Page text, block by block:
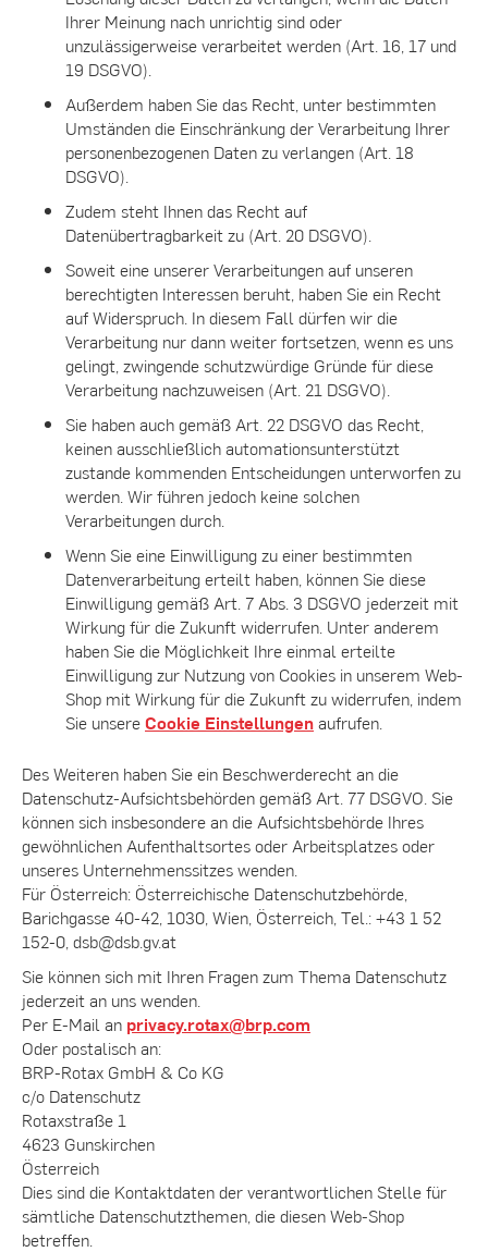
Ihrer Meinung nach unrichtig sind oder
unzulässigerweise verarbeitet werden (Art. 16, 17 und
19 DSGVO).
Außerdem haben Sie das Recht, unter bestimmten
Umständen die Einschränkung der Verarbeitung Ihrer
personenbezogenen Daten zu verlangen (Art. 18
DSGVO).
Zudem steht Ihnen das Recht auf
Datenübertragbarkeit zu (Art. 20 DSGVO).
Soweit eine unserer Verarbeitungen auf unseren
berechtigten Interessen beruht, haben Sie ein Recht
auf Widerspruch. In diesem Fall dürfen wir die
Verarbeitung nur dann weiter fortsetzen, wenn es uns
gelingt, zwingende schutzwürdige Gründe für diese
Verarbeitung nachzuweisen (Art. 21 DSGVO).
Sie haben auch gemäß Art. 22 DSGVO das Recht,
keinen ausschließlich automationsunterstützt
zustande kommenden Entscheidungen unterworfen zu
werden. Wir führen jedoch keine solchen
Verarbeitungen durch.
Wenn Sie eine Einwilligung zu einer bestimmten
Datenverarbeitung erteilt haben, können Sie diese
Einwilligung gemäß Art. 7 Abs. 3 DSGVO jederzeit mit
Wirkung für die Zukunft widerrufen. Unter anderem
haben Sie die Möglichkeit Ihre einmal erteilte
Einwilligung zur Nutzung von Cookies in unserem Web-
Shop mit Wirkung für die Zukunft zu widerrufen, indem
Sie unsereCookie Einstellungenaufrufen.
Des Weiteren haben Sie ein Beschwerderecht an die
Datenschutz-Aufsichtsbehörden gemäß Art. 77 DSGVO. Sie
können sich insbesondere an die Aufsichtsbehörde Ihres
gewöhnlichen Aufenthaltsortes oder Arbeitsplatzes oder
unseres Unternehmenssitzes wenden.
Für Österreich: Österreichische Datenschutzbehörde,
Barichgasse 40-42, 1030, Wien, Österreich, Tel.: +43 1 52
152-0, dsb@dsb.gv.at
Sie können sich mit Ihren Fragen zum Thema Datenschutz
jederzeit an uns wenden.
Per E-Mail an privacy.rotax@brp.com
Oder postalisch an:
BRP-Rotax GmbH & Co KG
c/o Datenschutz
Rotaxstraße 1
4623 Gunskirchen
Österreich
Dies sind die Kontaktdaten der verantwortlichen Stelle für
sämtliche Datenschutzthemen, die diesen Web-Shop
betreffen.